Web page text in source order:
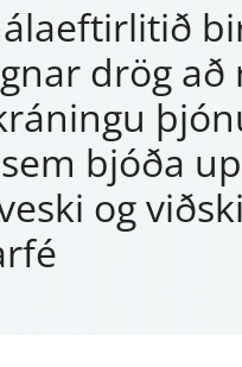
drög að
bjóða
og